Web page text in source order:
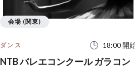
ダンス 18:00 開
NTB バレエコンクール ガラコン
会場 (関東)